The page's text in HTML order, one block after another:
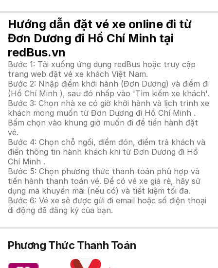
Hướng dẫn đặt vé xe online đi từ
Đơn Dương đi Hồ Chí Minh tại
redBus.vn
Bước 1: Tải xuống ứng dụng redBus hoặc truy cập
trang web đặt vé xe khách Việt Nam.
Bước 2: Nhập điểm khởi hành (Đơn Dương) và điểm đi
(Hồ Chí Minh ), sau đó nhấp vào 'Tìm kiếm xe khách'.
Bước 3: Chọn nhà xe có giờ khởi hành và lịch trình xe
khách mong muốn từ Đơn Dương đi Hồ Chí Minh .
Bấm chọn vào khung giờ muốn đi để tiến hành đặt
vé.
Bước 4: Chọn chỗ ngồi, điểm đón, điểm trả khách và
điền thông tin hành khách khi từ Đơn Dương đi Hồ
Chí Minh .
Bước 5: Chọn phương thức thanh toán phù hợp và
tiến hành thanh toán vé. Để có vé xe giá rẻ, hãy sử
dụng mã khuyến mãi (nếu có) và tiết kiệm tối đa.
Bước 6: Vé xe sẽ được gửi đi email hoặc số điện thoại
di động đã đăng ký của bạn.
Phương Thức Thanh Toán